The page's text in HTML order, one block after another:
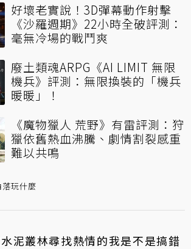
好壞老實說！3D彈幕動作射擊
《沙羅週期》22小時全破評測：
毫無冷場的戰鬥爽
廢土類魂ARPG《AI LIMIT 無限
機兵》評測：無限換裝的「機兵
暖暖」！
《魔物獵人 荒野》有雷評測：狩
獵依舊熱血沸騰、劇情割裂感重
難以共鳴
落玩什麼
泥叢林尋找熱情的我是不是搞錯